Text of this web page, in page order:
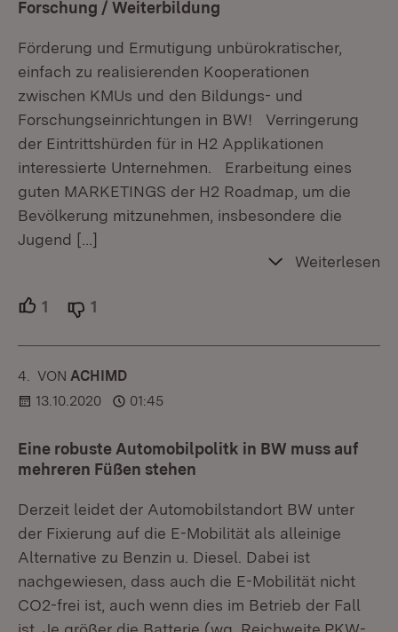
Forschung / Weiterbildung
Förderung und Ermutigung unbürokratischer,
einfach zu realisierenden Kooperationen
zwischen KMUs und den Bildungs- und
Forschungseinrichtungen in BW! Verringerung
der Eintrittshürden für in H2 Applikationen
interessierte Unternehmen. Erarbeitung eines
guten MARKETINGS der H2 Roadmap, um die
Bevölkerung mitzunehmen, insbesondere die
Jugend […]
Weiterlesen
1 Unterstützer.
1
4. KOMMENTAR
VON :ACHIMD
13.10.2020
01:45
Eine robuste Automobilpolitk in BW muss auf
mehreren Füßen stehen
Derzeit leidet der Automobilstandort BW unter
der Fixierung auf die E-Mobilität als alleinige
Alternative zu Benzin u. Diesel. Dabei ist
nachgewiesen, dass auch die E-Mobilität nicht
CO2-frei ist, auch wenn dies im Betrieb der Fall